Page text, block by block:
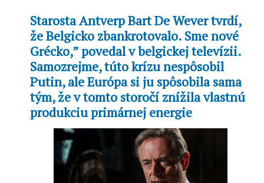
Starosta Antverp Bart De Wever tvrdí,
že Belgicko zbankrotovalo. Sme nové
Grécko,” povedal v belgickej televízii.
Samozrejme, túto krízu nespôsobil
Putin, ale Európa si ju spôsobila sama
tým, že v tomto storočí znížila vlastnú
produkciu primárnej energie